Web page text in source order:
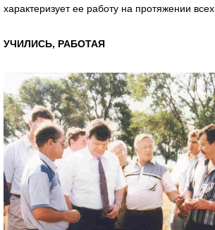
характеризует ее работу на протяжении
УЧИЛИСЬ, РАБОТАЯ